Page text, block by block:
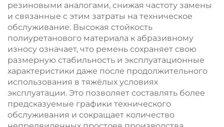
резиновыми аналогами, снижая частоту замены
и связанные с этим затраты на техническое
обслуживание. Высокая стойкость
полиуретанового материала к абразивному
износу означает, что ремень сохраняет свою
размерную стабильность и эксплуатационные
характеристики даже после продолжительного
использования в тяжёлых условиях
эксплуатации. Это позволяет составлять более
предсказуемые графики технического
обслуживания и сокращает количество